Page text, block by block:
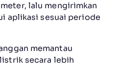
lalu mengirimkan
aplikasi sesuai periode
memantau
secara lebih